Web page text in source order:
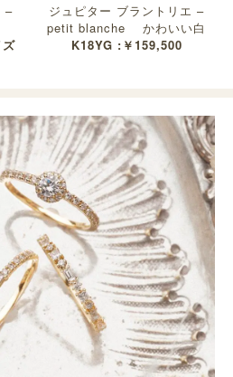
–
ジュピター ブラントリエ –
petit blanche かわいい白
K18YG :￥159,500